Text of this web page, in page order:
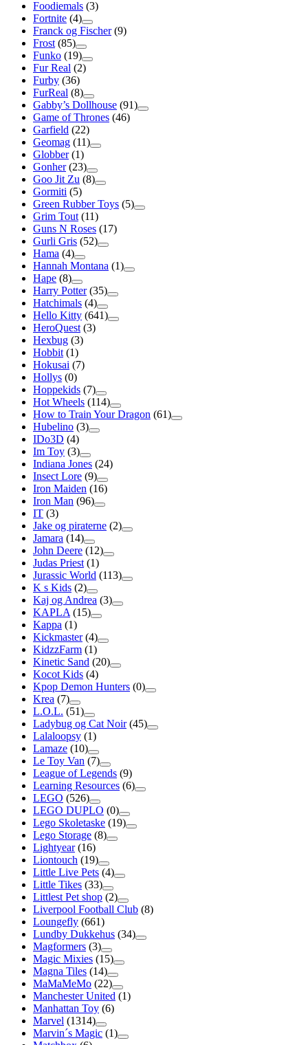
Foodiemals (3)
Fortnite (4)
Franck og Fischer (9)
Frost (85)
Funko (19)
Fur Real (2)
Furby (36)
FurReal (8)
Gabby’s Dollhouse (91)
Game of Thrones (46)
Garfield (22)
Geomag (11)
Globber (1)
Gonher (23)
Goo Jit Zu (8)
Gormiti (5)
Green Rubber Toys (5)
Grim Tout (11)
Guns N Roses (17)
Gurli Gris (52)
Hama (4)
Hannah Montana (1)
Hape (8)
Harry Potter (35)
Hatchimals (4)
Hello Kitty (641)
HeroQuest (3)
Hexbug (3)
Hobbit (1)
Hokusai (7)
Hollys (0)
Hoppekids (7)
Hot Wheels (114)
How to Train Your Dragon (61)
Hubelino (3)
IDo3D (4)
Im Toy (3)
Indiana Jones (24)
Insect Lore (9)
Iron Maiden (16)
Iron Man (96)
IT (3)
Jake og piraterne (2)
Jamara (14)
John Deere (12)
Judas Priest (1)
Jurassic World (113)
K s Kids (2)
Kaj og Andrea (3)
KAPLA (15)
Kappa (1)
Kickmaster (4)
KidzzFarm (1)
Kinetic Sand (20)
Kocot Kids (4)
Kpop Demon Hunters (0)
Krea (7)
L.O.L. (51)
Ladybug og Cat Noir (45)
Lalaloopsy (1)
Lamaze (10)
Le Toy Van (7)
League of Legends (9)
Learning Resources (6)
LEGO (526)
LEGO DUPLO (0)
Lego Skoletaske (19)
Lego Storage (8)
Lightyear (16)
Liontouch (19)
Little Live Pets (4)
Little Tikes (33)
Littlest Pet shop (2)
Liverpool Football Club (8)
Loungefly (661)
Lundby Dukkehus (34)
Magformers (3)
Magic Mixies (15)
Magna Tiles (14)
MaMaMeMo (22)
Manchester United (1)
Manhattan Toy (6)
Marvel (1314)
Marvin´s Magic (1)